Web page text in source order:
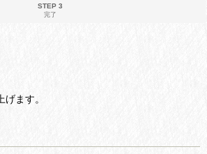
STEP 3
完了
ます。